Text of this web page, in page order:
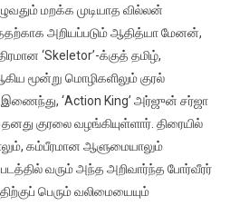
மறக்க முடியாத வில்லன்
அறியப்படும் ஆதித்யா மேனன்,
‘Skeletor’-க்குத் தமிழ்,
மூன்று மொழிகளிலும் குரல்
‘Action King’ அர்ஜுன் சர்ஜா
தனது குரலை வழங்கியுள்ளார். திரையில்
கம்பீரமான ஆளுமையாலும்
வரும் அந்த அறிவார்ந்த போர்வீரர்
பெரும் வலிமையையும்